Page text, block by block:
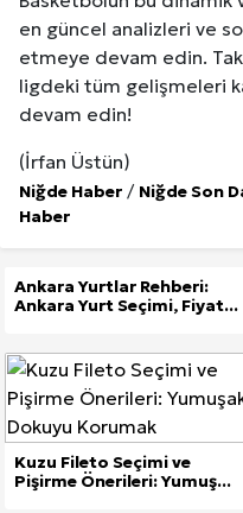
en güncel analizleri ve
etmeye devam edin.
ligdeki tüm gelişmeleri
devam edin!
(İrfan Üstün)
Niğde Haber / Niğde Son
Haber
Ankara Yurtlar Rehberi:
Ankara Yurt Seçimi, Fiyat...
Kuzu Fileto Seçimi ve
Pişirme Önerileri: Yumuş...